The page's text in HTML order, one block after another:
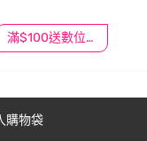
滿$100送數位印花
購物袋